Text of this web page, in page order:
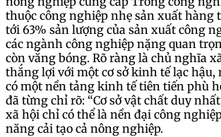
thuộc công nghiệp nhẹ sản xuất hàng
tới 63% sản lượng của sản xuất công
các ngành công nghiệp nặng quan
còn vắng bóng. Rõ ràng là chủ nghĩa
thắng lợi với một cơ sở kinh tế lạc
có một nền tảng kinh tế tiên tiến phù
đã từng chỉ rõ: “Cơ sở vật chất duy
xã hội chỉ có thể là nền đại công
năng cải tạo cả nông nghiệp.